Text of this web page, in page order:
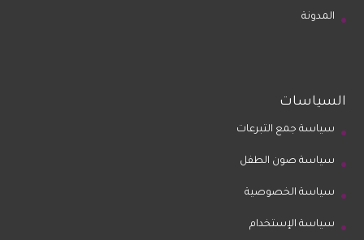
المدونة
السياسات
سياسة جمع التبرعات
سياسة صون الطفل
سياسة الخصوصية
سياسة الإستخدام